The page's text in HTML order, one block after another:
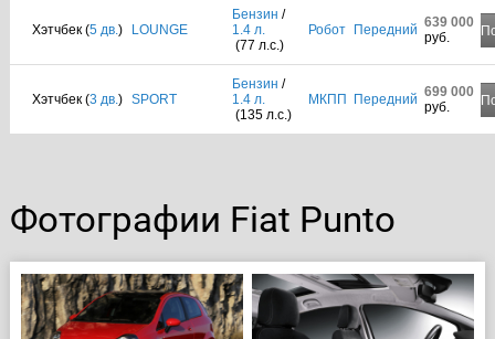
Хэтчбек (5 дв.) LOUNGE
Бензин /
1.4 л.
(77 л.с.)
Робот Передний 639 000
руб.
Хэтчбек (3 дв.) SPORT
Бензин /
1.4 л.
(135 л.с.)
МКПП Передний 699 000
руб.
Фотографии Fiat Punto